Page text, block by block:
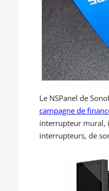
Le NSPanel de
campagne de
interrupteur mural,
interrupteurs, de